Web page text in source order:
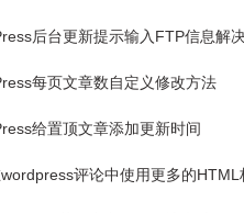
后台更新提示输入FTP信息解
每页文章数自定义修改方法
给置顶文章添加更新时间
评论中使用更多的HTML